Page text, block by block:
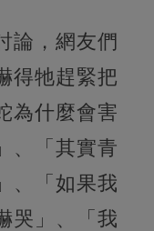
論，網友們
得牠趕緊把
為什麼會害
、「其實青
、「如果我
哭」、「我